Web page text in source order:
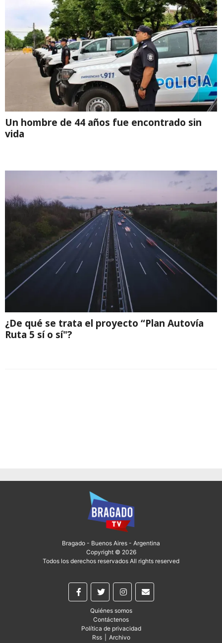
Un hombre de 44 años fue encontrado sin
vida
¿De qué se trata el proyecto “Plan Autovía
Ruta 5 sí o sí"?
Bragado - Buenos Aires - Argentina
Copyright © 2026
Todos los derechos reservados All rights reserved
Quiénes somos
Contáctenos
Política de privacidad
Rss
Archivo